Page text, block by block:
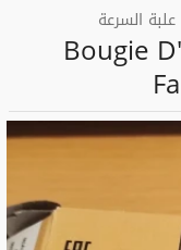
السرعة
Bougie